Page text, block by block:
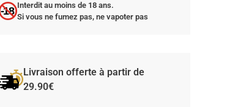
-18 Interdit au moins de 18 ans.
Si vous ne fumez pas, ne vapoter pas
Livraison offerte à partir de
29.90€